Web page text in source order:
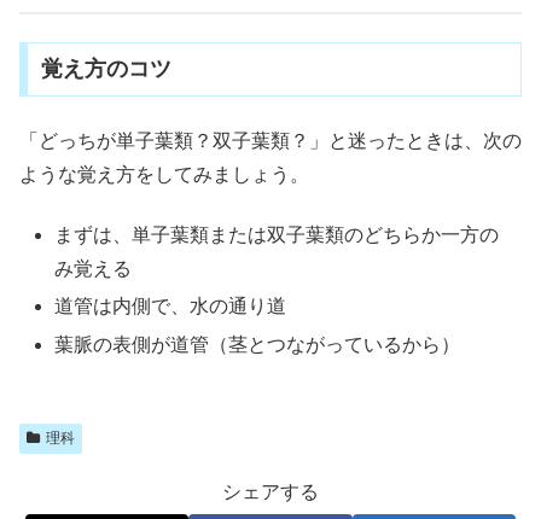
覚え方のコツ
「どっちが単子葉類？双子葉類？」と迷ったときは、次の
ような覚え方をしてみましょう。
まずは、単子葉類または双子葉類のどちらか一方の
み覚える
道管は内側で、水の通り道
葉脈の表側が道管（茎とつながっているから）
理科
シェアする